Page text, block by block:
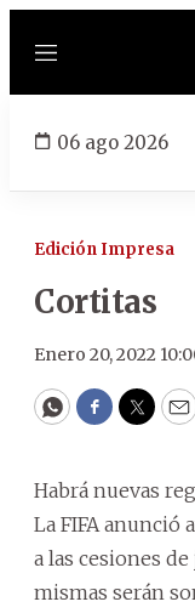
Menú
06 ago 2026
Edición Impresa
Cortitas
Enero 20, 2022
WhatsApp
Facebook
Habrá nuevas
La FIFA anunció
a las cesiones
mismas serán